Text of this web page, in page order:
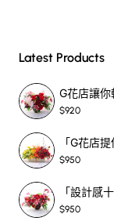
紫色，象徵著永
花束的層次感。
為什麼選擇這
選擇這些花卉來
Latest Products
$920
$950
$950